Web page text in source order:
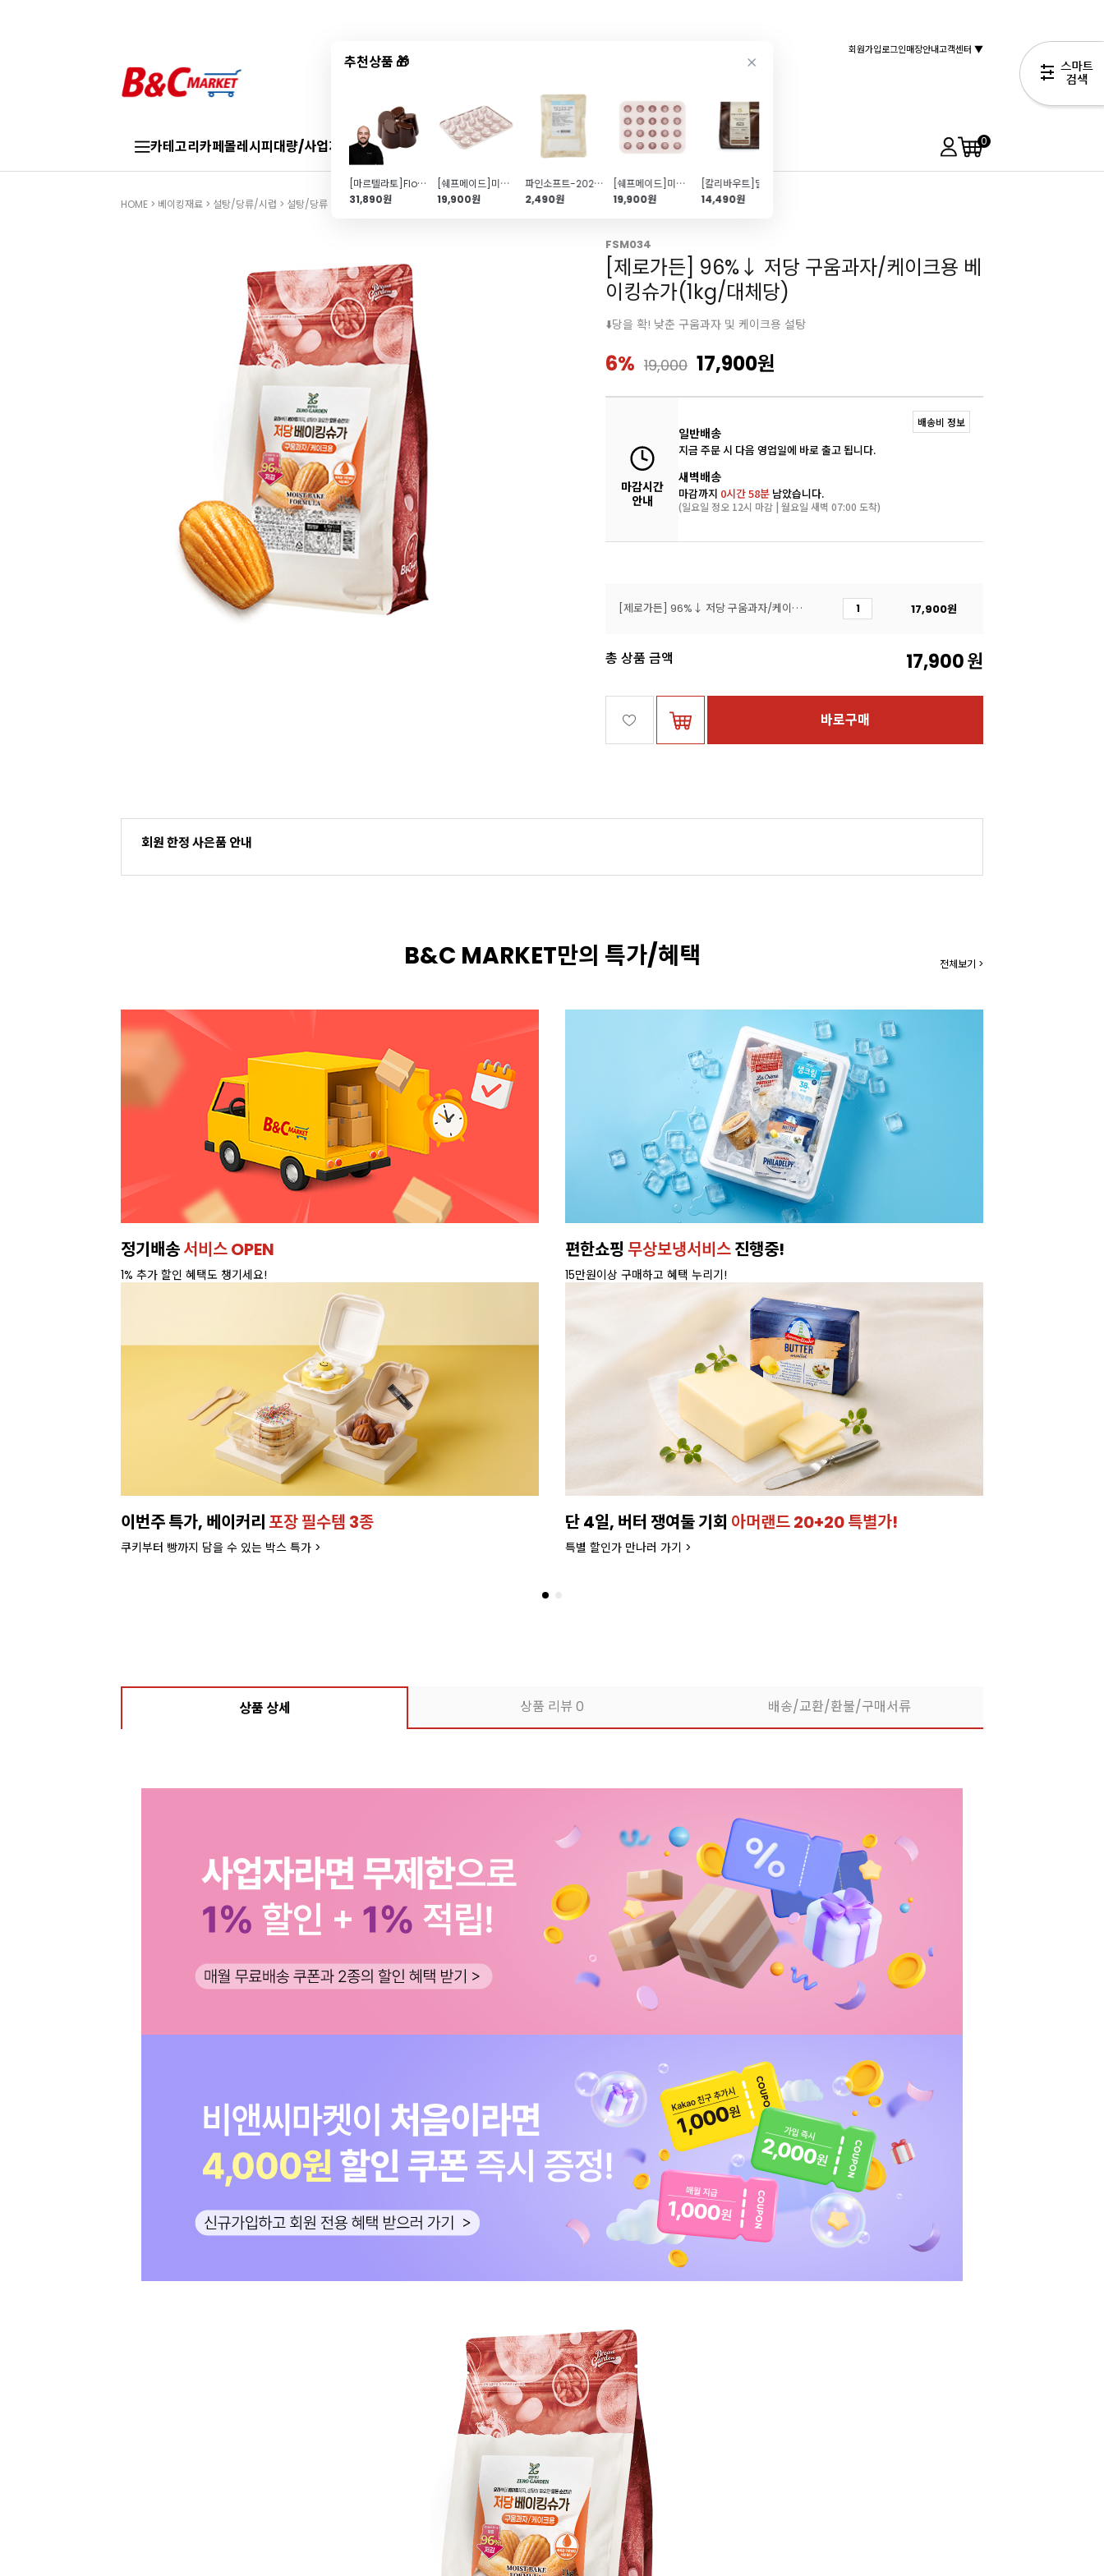
추천상품 🎁
[마르텔라토]Flora 플라워 초콜릿 몰드(21MA1050\/BPA FREE)
31,890원
[쉐프메이드]미니 레몬틀 20구
19,900원
파인소프트-202(200g\/고구마빵\/감자빵\/깨찰빵)
2,490원
[쉐프메이드]미니 까눌레틀(20구)
19,900원
14,490원
회원가입로그인매장안내고객센터 ▼
카테고리카페몰레시피대량/사업자 브랜드샵신상품 TOP50특가/혜택 0
HOME > 베이킹재료 > 설탕/당류/시럽 > 설탕/당류
FSM034
[제로가든] 96%↓ 저당 구움과자/케이크용 베
이킹슈가(1kg/대체당)
⬇️당을 확! 낮춘 구움과자 및 케이크용 설탕
6% 19,000 17,900원
마감시간
안내
일반배송
지금 주문 시 다음 영업일에 바로 출고 됩니다.
새벽배송
마감까지 0시간 58분 남았습니다.
(일요일 정오 12시 마감 | 월요일 새벽 07:00 도착)
배송비 정보
[제로가든] 96%↓ 저당 구움과자/케이크용 베이킹슈가(1kg/대체당) 17,900원
총 상품 금액 17,900원
바로구매
회원 한정 사은품 안내
B&C MARKET만의 특가/혜택 전체보기 >
정기배송서비스 OPEN
1% 추가 할인 혜택도 챙기세요!
편한쇼핑 무상보냉서비스진행중!
15만원이상 구매하고 혜택 누리기!
이번주 특가, 베이커리포장 필수템 3종
쿠키부터 빵까지 담을 수 있는 박스 특가 >
단 4일, 버터 쟁여둘 기회 아머랜드 20+20 특별가!
특별 할인가 만나러 가기 >
상품 상세 상품 리뷰0 배송/교환/환불/구매서류